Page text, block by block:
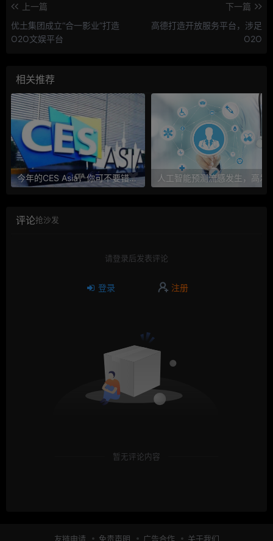
上一篇
优土集团成立“合一影业”打造
O2O文娱平台
下一篇
高德打造开放服务平台，涉足
O2O
相关推荐
今年的CES Asia，你可不要错过这些自动驾驶看点
评论抢沙发
请登录后发表评论
登录 注册
暂无评论内容
友链申请 免责声明 广告合作 关于我们